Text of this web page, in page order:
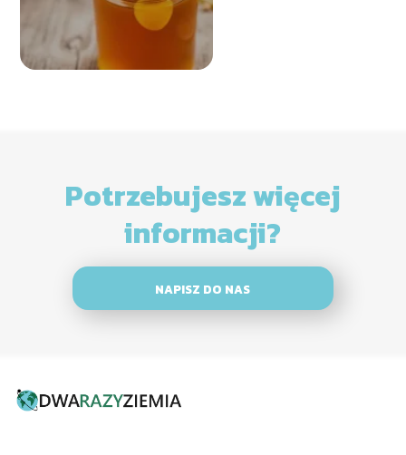
Potrzebujesz więcej
informacji?
NAPISZ DO NAS